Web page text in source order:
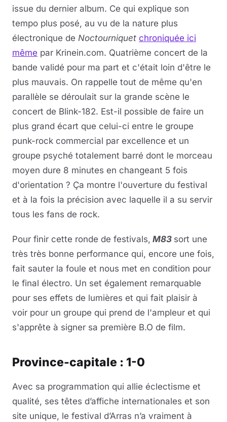
issue du dernier album. Ce qui explique son
tempo plus posé, au vu de la nature plus
électronique de Noctourniquet chroniquée ici
même par Krinein.com. Quatrième concert de la
bande validé pour ma part et c'était loin d'être le
plus mauvais. On rappelle tout de même qu'en
parallèle se déroulait sur la grande scène le
concert de Blink-182. Est-il possible de faire un
plus grand écart que celui-ci entre le groupe
punk-rock commercial par excellence et un
groupe psyché totalement barré dont le morceau
moyen dure 8 minutes en changeant 5 fois
d'orientation ? Ça montre l'ouverture du festival
et à la fois la précision avec laquelle il a su servir
tous les fans de rock.
Pour finir cette ronde de festivals, M83 sort une
très très bonne performance qui, encore une fois,
fait sauter la foule et nous met en condition pour
le final électro. Un set également remarquable
pour ses effets de lumières et qui fait plaisir à
voir pour un groupe qui prend de l'ampleur et qui
s'apprête à signer sa première B.O de film.
Province-capitale : 1-0
Avec sa programmation qui allie éclectisme et
qualité, ses têtes d’affiche internationales et son
site unique, le festival d’Arras n’a vraiment à